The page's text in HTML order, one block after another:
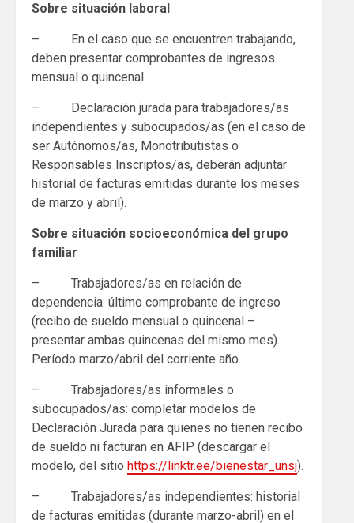
Sobre situación laboral
– En el caso que se encuentren trabajando,
deben presentar comprobantes de ingresos
mensual o quincenal.
– Declaración jurada para trabajadores/as
independientes y subocupados/as (en el caso de
ser Autónomos/as, Monotributistas o
Responsables Inscriptos/as, deberán adjuntar
historial de facturas emitidas durante los meses
de marzo y abril).
Sobre situación socioeconómica del grupo
familiar
– Trabajadores/as en relación de
dependencia: último comprobante de ingreso
(recibo de sueldo mensual o quincenal –
presentar ambas quincenas del mismo mes).
Período marzo/abril del corriente año.
– Trabajadores/as informales o
subocupados/as: completar modelos de
Declaración Jurada para quienes no tienen recibo
de sueldo ni facturan en AFIP (descargar el
modelo, del sitio https://linktr.ee/bienestar_unsj).
– Trabajadores/as independientes: historial
de facturas emitidas (durante marzo-abril) en el